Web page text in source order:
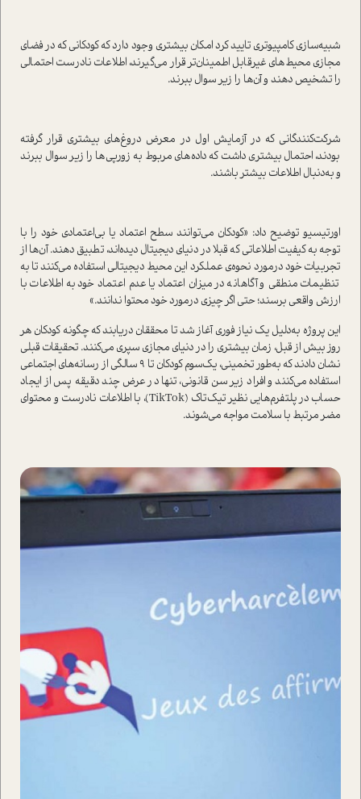
شبیه‌سازی کامپیوتری تایید کرد امکان بیشتری وجود دارد که کودکانی که در فضای
مجازی محیط‌های غیرقابل اطمینان‌تر قرار می‌گیرند، اطلاعات نادرست احتمالی
را تشخیص دهند و آن‌ها را زیر سوال ببرند.
شرکت‌کنندگانی که در آزمایش اول در معرض دروغ‌های بیشتری قرار گرفته
بودند، احتمال بیشتری داشت که داده‌های مربوط به زورپی‌ها را زیر سوال ببرند
و به‌دنبال اطلاعات بیشتر باشند.
اورتیسیو توضیح داد: «کودکان می‌توانند سطح اعتماد یا بی‌اعتمادی خود را با
توجه به کیفیت اطلاعاتی که قبلا در دنیای دیجیتال دیده‌اند، تطبیق دهند. آن‌ها از
تجربیات خود درمورد نحوه‌ی عملکرد این محیط دیجیتالی استفاده می‌کنند تا به
تنظیمات منطقی و آگاهانه در میزان اعتماد یا عدم اعتماد خود به اطلاعات با
ارزش واقعی برسند؛ حتی اگر چیزی درمورد خود محتوا ‌ندانند.»
این پروژه به‌دلیل یک نیاز فوری آغاز شد تا محققان دریابند که چگونه کودکان هر
روز بیش از قبل، زمان بیشتری را در دنیای مجازی سپری می‌کنند. تحقیقات قبلی
نشان دادند که به‌طور تخمینی، یک‌سوم کودکان تا ۹ سالگی از رسانه‌های اجتماعی
استفاده می‌کنند و افراد زیر سن قانونی، تنها در عرض چند دقیقه پس از ایجاد
حساب در پلتفرم‌هایی نظیر تیک‌تاک (TikTok)، با اطلاعات نادرست و محتوای
مضر مرتبط با سلامت مواجه می‌شوند.